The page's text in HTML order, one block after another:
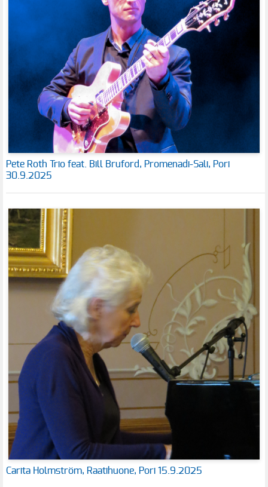
Pete Roth Trio feat. Bill Bruford, Promenadi-Sali, Pori
30.9.2025
Carita Holmström, Raatihuone, Pori 15.9.2025